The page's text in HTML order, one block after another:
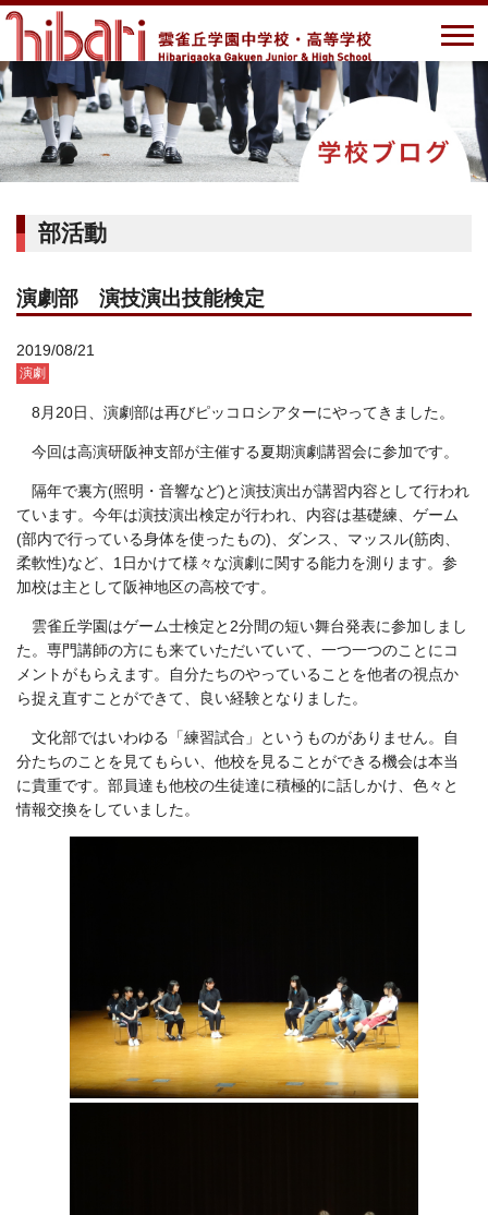
部活動
演劇部 演技演出技能検定
2019/08/21
演劇
8月20日、演劇部は再びピッコロシアターにやってきました。
今回は高演研阪神支部が主催する夏期演劇講習会に参加です。
隔年で裏方(照明・音響など)と演技演出が講習内容として行われ
ています。今年は演技演出検定が行われ、内容は基礎練、ゲーム
(部内で行っている身体を使ったもの)、ダンス、マッスル(筋肉、
柔軟性)など、1日かけて様々な演劇に関する能力を測ります。参
加校は主として阪神地区の高校です。
雲雀丘学園はゲーム士検定と2分間の短い舞台発表に参加しまし
た。専門講師の方にも来ていただいていて、一つ一つのことにコ
メントがもらえます。自分たちのやっていることを他者の視点か
ら捉え直すことができて、良い経験となりました。
文化部ではいわゆる「練習試合」というものがありません。自
分たちのことを見てもらい、他校を見ることができる機会は本当
に貴重です。部員達も他校の生徒達に積極的に話しかけ、色々と
情報交換をしていました。